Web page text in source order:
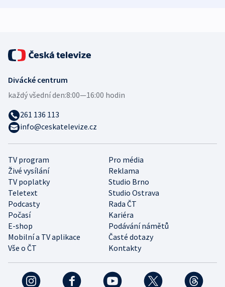
TV program
Pro média
Živé vysílání
Reklama
TV poplatky
Studio Brno
Teletext
Studio Ostrava
Podcasty
Rada ČT
Počasí
Kariéra
E-shop
Podávání námětů
Mobilní a TV aplikace
Časté dotazy
Vše o ČT
Kontakty
Divácké centrum
každý všední den:8:00—16:00 hodin
261 136 113
info@ceskatelevize.cz